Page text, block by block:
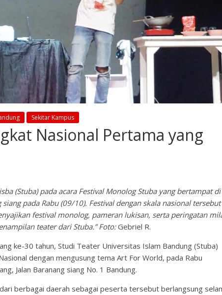
Sekitar Kampus
Nasional Pertama yang
(Stuba) pada acara Festival Monolog Stuba yang bertampat di
pada Rabu (09/10). Festival dengan skala nasional tersebut
festival monolog, pameran lukisan, serta peringatan
teater dari Stuba.” Foto:Gebriel R.
ke-30 tahun, Studi Teater Universitas Islam Bandung (Stuba)
dengan mengusung tema Art For World, pada Rabu
Jalan Baranang siang No. 1 Bandung.
berbagai daerah sebagai peserta tersebut berlangsung